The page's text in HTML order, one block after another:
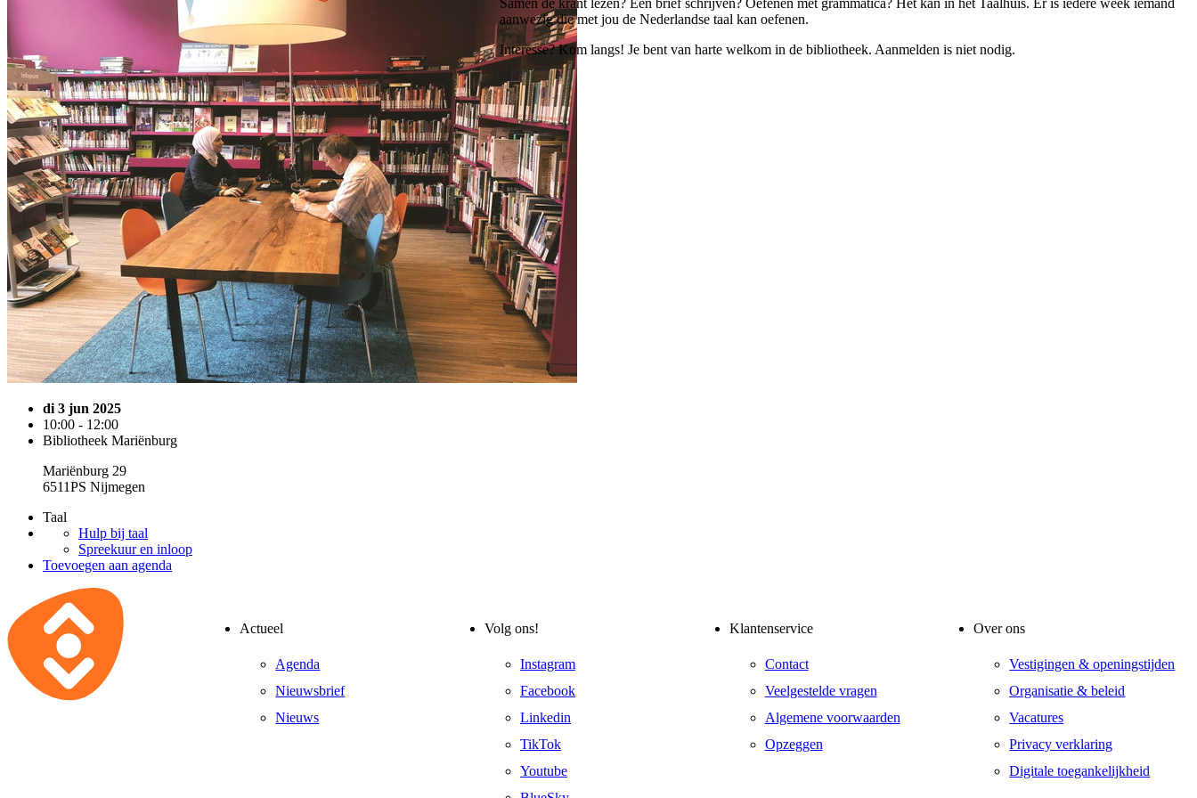
di 3 jun 2025
10:00 - 12:00
Bibliotheek Mariënburg
Mariënburg 29
6511PS Nijmegen
Taal
Hulp bij taal
Spreekuur en inloop
Toevoegen aan agenda
aanwezig die met jou de Nederlandse taal kan oefenen.
Interesse? Kom langs! Je bent van harte welkom in de bibliotheek. Aanmelden is niet nodig.
Actueel
Agenda
Nieuwsbrief
Nieuws
Volg ons!
Instagram
Facebook
Linkedin
TikTok
Youtube
Klantenservice
Contact
Veelgestelde vragen
Algemene voorwaarden
Opzeggen
Over ons
Vestigingen & openingstijden
Organisatie & beleid
Vacatures
Privacy verklaring
Digitale toegankelijkheid